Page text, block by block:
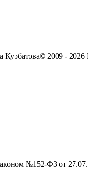
Курбатова© 2009 - 2026
№152-ФЗ от